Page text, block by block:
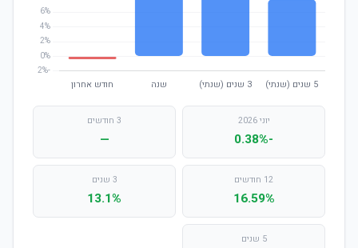
יוני 2026
-0.38%
3 חודשים
—
12 חודשים
16.59%
3 שנים
13.1%
5 שנים